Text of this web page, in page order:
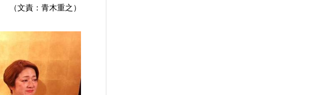
（文責：青木重之）